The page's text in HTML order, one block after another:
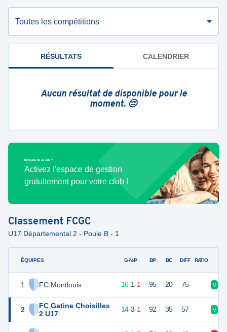
Toutes les compétitions
RÉSULTATS CALENDRIER
Aucun résultat de disponible pour le
moment. 😔
Bénévole de ce club ?
Activez l'espace de gestion
gratuitement pour votre club !
Classement FCGC
U17 Départemental 2 - Poule B - 1
ÉQUIPES
1 FC Montlouis
2
FC Gatine Choisilles
2 U17
G-N-P BP BC DIFF RATIO
16-1-1 95 20 75 V
45 18 14-3-1 92 35 57 V